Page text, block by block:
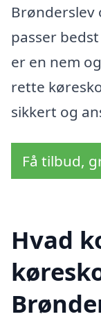
passer
er en nem
rette
sikkert og
Få tilbud,
Hvad